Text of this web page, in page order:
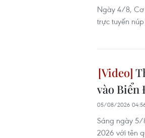
Ngày 4/8, Cơ
trực tuyến
vào Biển
05/08/2026
Sáng ngày 5/
2026 với tên